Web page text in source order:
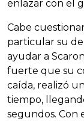
enlazar con el
Cabe
particular su
ayudar a
fuerte que su
caída, realizó
tiempo,
segundos. Con